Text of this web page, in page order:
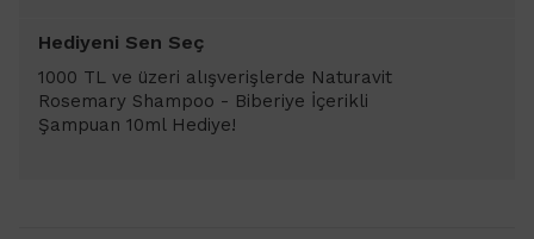
Hediyeni Sen Seç
1000 TL ve üzeri alışverişlerde Naturavit
Rosemary Shampoo - Biberiye İçerikli
Şampuan 10ml Hediye!